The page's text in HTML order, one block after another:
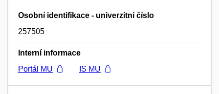
Osobní identifikace - univerzitní číslo
257505
Interní informace
Portál MU
IS MU